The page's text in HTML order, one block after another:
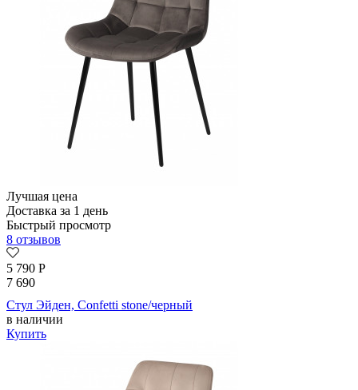
Лучшая цена
Доставка за 1 день
Быстрый просмотр
8 отзывов
5 790 Р
7 690
Стул Эйден, Confetti stone/черный
в наличии
Купить